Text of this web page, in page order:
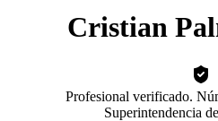
Cristian
Profesional verificado.
Superintendencia